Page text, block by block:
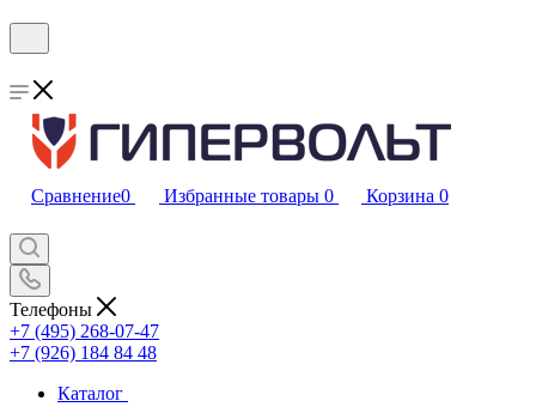
Сравнение0 Избранные товары 0 Корзина 0
Телефоны
+7 (495) 268-07-47
+7 (926) 184 84 48
Каталог